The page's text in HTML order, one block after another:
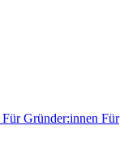
Für Gründer:innen Für